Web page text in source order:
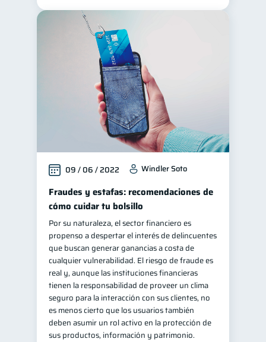
09 / 06 / 2022 Windler Soto
Fraudes y estafas: recomendaciones de
cómo cuidar tu bolsillo
Por su naturaleza, el sector financiero es
propenso a despertar el interés de delincuentes
que buscan generar ganancias a costa de
cualquier vulnerabilidad. El riesgo de fraude es
real y, aunque las instituciones financieras
tienen la responsabilidad de proveer un clima
seguro para la interacción con sus clientes, no
es menos cierto que los usuarios también
deben asumir un rol activo en la protección de
sus productos, información y patrimonio.